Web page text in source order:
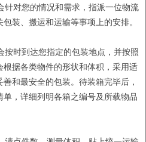
对您的情况和需求，指派一位物流
装、搬运和运输等事项上的安排。
时到达您指定的包装地点，并按照
据各类物件的形状和体积，采用适
和最安全的包装。待装箱完毕后，
，详细列明各箱之编号及所载物品